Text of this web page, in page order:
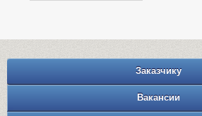
Заказчику
Вакансии